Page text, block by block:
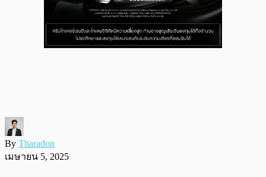
By Tharadon
เมษายน 5, 2025